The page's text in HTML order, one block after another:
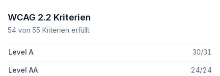
WCAG 2.2 Kriterien
54 von 55 Kriterien erfüllt
Level A 30/31
Level AA 24/24